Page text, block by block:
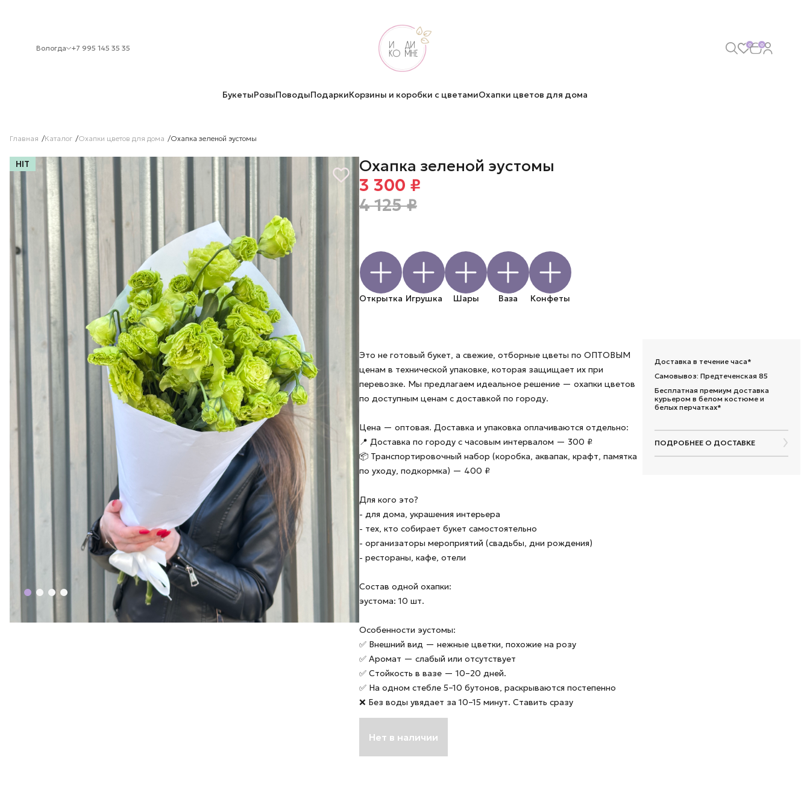
Вологда +7 995 145 35 35 0 0
БукетыРозыПоводыПодаркиКорзины и коробки с цветамиОхапки цветов для дома
Главная Каталог Охапки цветов для дома Охапка зеленой эустомы
HIT Охапка зеленой эустомы
3 300 ₽
4 125 ₽
Открытка Игрушка Шары Ваза Конфеты
Это не готовый букет, а свежие, отборные цветы по ОПТОВЫМ
ценам в технической упаковке, которая защищает их при
перевозке. Мы предлагаем идеальное решение — охапки цветов
по доступным ценам с доставкой по городу.
Цена — оптовая. Доставка и упаковка оплачиваются отдельно:
📍 Доставка по городу с часовым интервалом — 300 ₽
📦 Транспортировочный набор (коробка, аквапак, крафт, памятка
по уходу, подкормка) — 400 ₽
Для кого это?
- для дома, украшения интерьера
- тех, кто собирает букет самостоятельно
- организаторы мероприятий (свадьбы, дни рождения)
- рестораны, кафе, отели
Состав одной охапки:
эустома: 10 шт.
Особенности эустомы:
✅ Внешний вид — нежные цветки, похожие на розу
✅ Аромат — слабый или отсутствует
✅ Стойкость в вазе — 10–20 дней.
✅ На одном стебле 5–10 бутонов, раскрываются постепенно
❌ Без воды увядает за 10–15 минут. Ставить сразу
Доставка в течение часа*
Самовывоз: Предтеченская 85
Бесплатная премиум доставка
курьером в белом костюме и
белых перчатках*
ПОДРОБНЕЕ О ДОСТАВКЕ
Нет в наличии